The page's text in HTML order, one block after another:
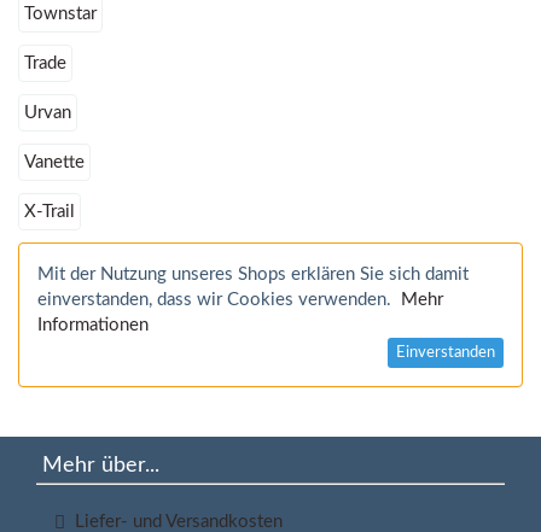
Townstar
Trade
Urvan
Vanette
X-Trail
Mit der Nutzung unseres Shops erklären Sie sich damit
einverstanden, dass wir Cookies verwenden.
Mehr
Informationen
Einverstanden
Mehr über...
Liefer- und Versandkosten